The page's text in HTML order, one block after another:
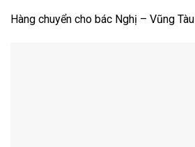
Hàng chuyển cho bác Nghị – Vũng Tàu